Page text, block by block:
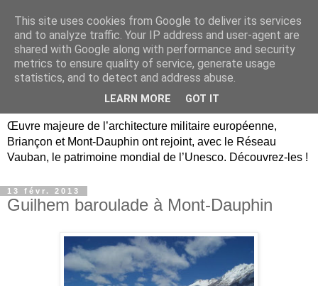
Briançon, Mont-Dauphin,
Vauban Unesco Hautes-
Œuvre majeure de l’architecture militaire européenne,
Briançon et Mont-Dauphin ont rejoint, avec le Réseau
Vauban, le patrimoine mondial de l’Unesco. Découvrez-les !
13 févr. 2013
Guilhem baroulade à Mont-Dauphin
This site uses cookies from Google to deliver its services
and to analyze traffic. Your IP address and user-agent are
shared with Google along with performance and security
metrics to ensure quality of service, generate usage
statistics, and to detect and address abuse.
LEARN MORE GOT IT